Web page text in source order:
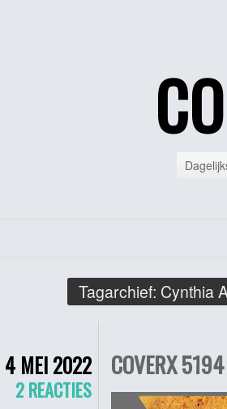
Tagarchief: Cynthia
4 MEI 2022
2 REACTIES
COVERX